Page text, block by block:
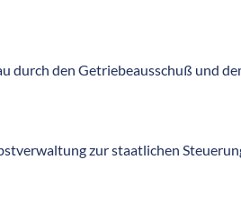
durch den Getriebeausschuß und
zur staatlichen